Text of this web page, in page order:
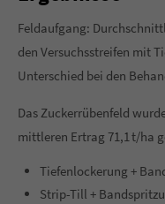
About us
sociis natoque
nascetur ridiculus mus.
Feldaufgang:
den Versuchsstreifen mit
Unterschied bei den
Das Zuckerrübenfeld
mittleren Ertrag 71,1 t/ha
Tiefenlockerung +
Strip-Till +